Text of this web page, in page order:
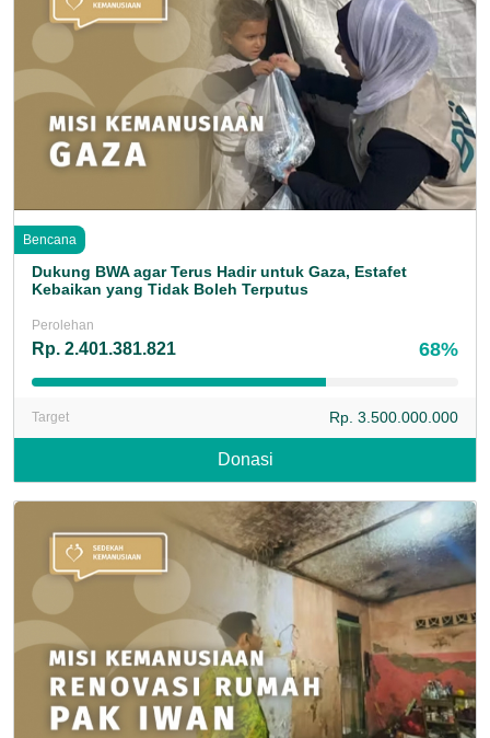
Bencana
Dukung BWA agar Terus Hadir untuk Gaza, Estafet
Kebaikan yang Tidak Boleh Terputus
Perolehan
Rp. 2.401.381.821 68%
Target Rp. 3.500.000.000
Donasi